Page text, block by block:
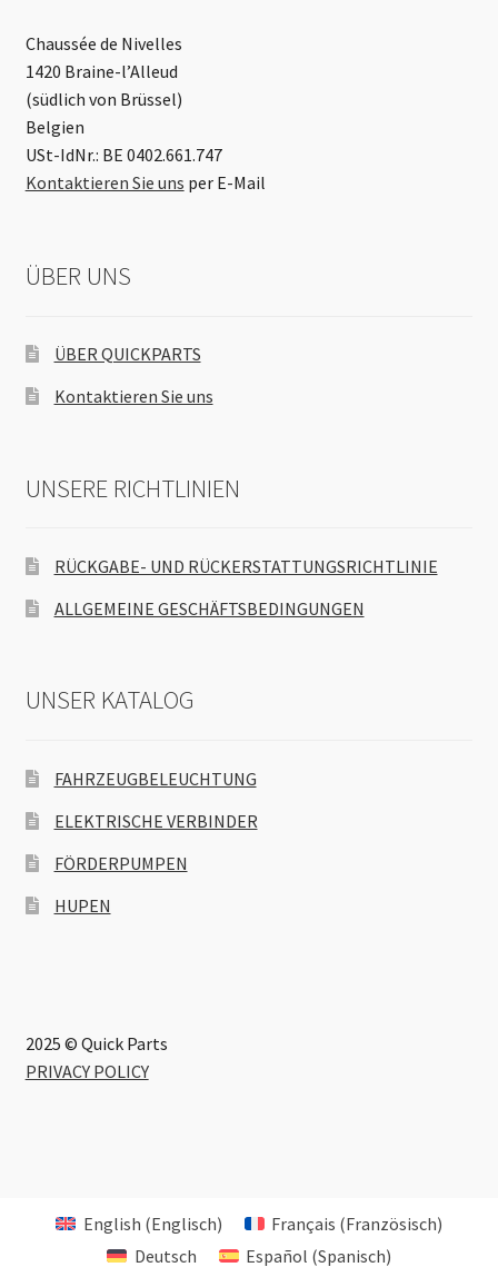
Chaussée de Nivelles
1420 Braine-l’Alleud
(südlich von Brüssel)
Belgien
USt-IdNr.: BE 0402.661.747
Kontaktieren Sie uns per E-Mail
ÜBER UNS
ÜBER QUICKPARTS
Kontaktieren Sie uns
UNSERE RICHTLINIEN
RÜCKGABE- UND RÜCKERSTATTUNGSRICHTLINIE
ALLGEMEINE GESCHÄFTSBEDINGUNGEN
UNSER KATALOG
FAHRZEUGBELEUCHTUNG
ELEKTRISCHE VERBINDER
FÖRDERPUMPEN
HUPEN
2025 © Quick Parts
PRIVACY POLICY
English (Englisch) Français (Französisch)
Deutsch
Español (Spanisch)